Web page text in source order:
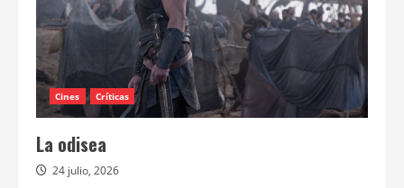
Cines Críticas
La odisea
24 julio, 2026